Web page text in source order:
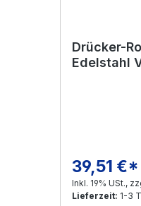
Drücker-
Edelstahl
Regulärer
39,51 €*
Inkl. 19% USt.,
Lieferzeit: 1-3